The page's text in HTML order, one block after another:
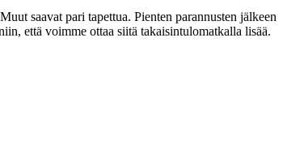
saavat pari tapettua. Pienten parannusten jälkeen
että voimme ottaa siitä takaisintulomatkalla lisää.